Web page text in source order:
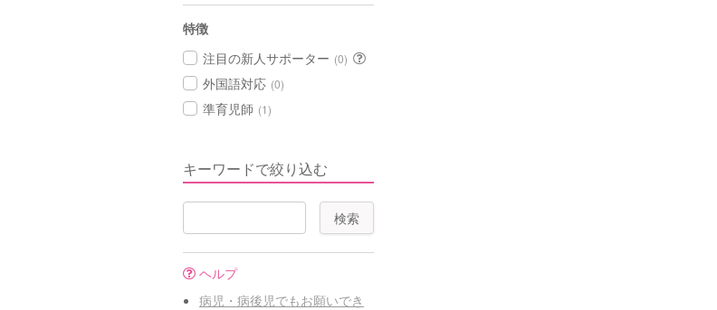
特徴
注目の新人サポーター (0)
外国語対応 (0)
準育児師 (1)
キーワードで絞り込む
ヘルプ
病児・病後児でもお願いでき